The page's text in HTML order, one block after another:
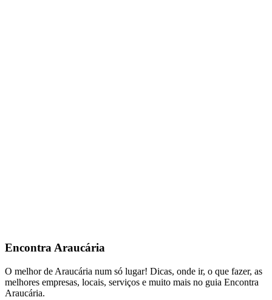
Encontra Araucária
O melhor de Araucária num só lugar! Dicas, onde ir, o que fazer, as
melhores empresas, locais, serviços e muito mais no guia Encontra
Araucária.